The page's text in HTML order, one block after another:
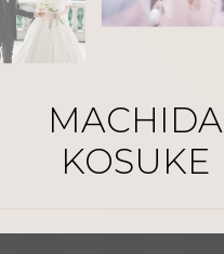
MACHIDA
KOSUKE